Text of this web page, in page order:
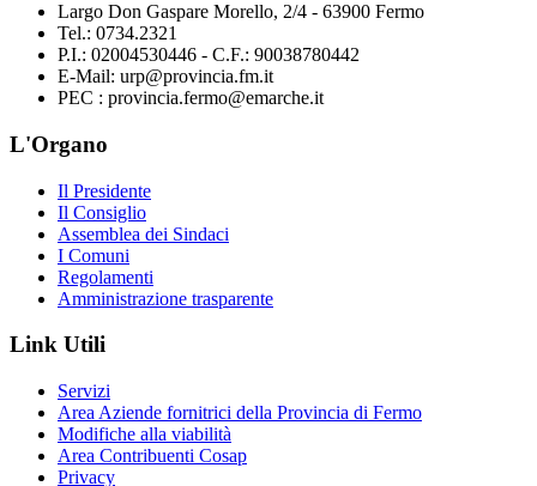
Largo Don Gaspare Morello, 2/4 - 63900 Fermo
Tel.: 0734.2321
P.I.: 02004530446 - C.F.: 90038780442
E-Mail: urp@provincia.fm.it
PEC : provincia.fermo@emarche.it
L'Organo
Il Presidente
Il Consiglio
Assemblea dei Sindaci
I Comuni
Regolamenti
Amministrazione trasparente
Link Utili
Servizi
Area Aziende fornitrici della Provincia di Fermo
Modifiche alla viabilità
Area Contribuenti Cosap
Privacy